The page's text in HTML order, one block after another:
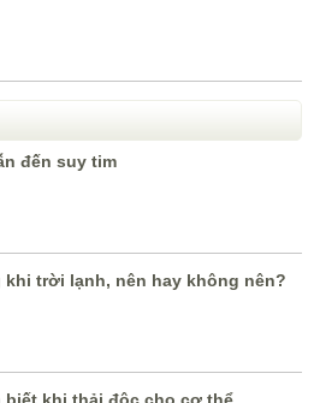
đến suy tim
trời lạnh, nên hay không nên?